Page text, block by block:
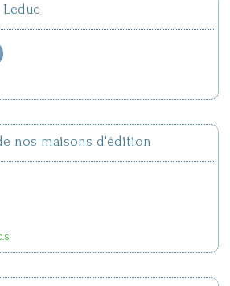
nos maisons d'édition